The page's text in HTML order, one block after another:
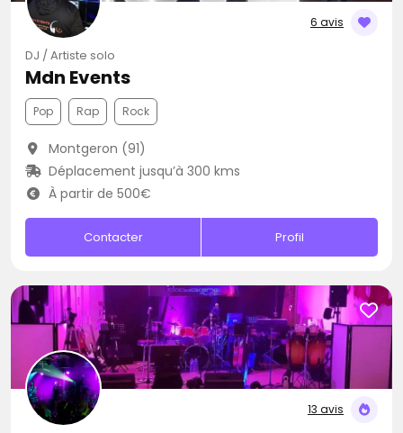
6 avis
DJ / Artiste solo
Mdn Events
Pop Rap Rock
Montgeron (91)
Déplacement jusqu’à 300 kms
À partir de 500€
Contacter Profil
13 avis